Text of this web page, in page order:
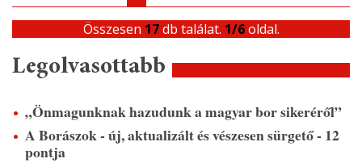
Összesen 17db találat. 1/6oldal.
Legolvasottabb
„Önmagunknak hazudunk a magyar bor sikeréről”
A Borászok - új, aktualizált és vészesen sürgető - 12
pontja